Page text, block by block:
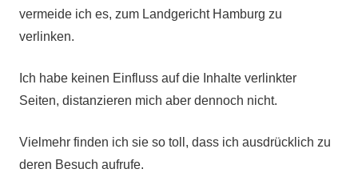
vermeide ich es, zum Landgericht Hamburg zu
verlinken.
Ich habe keinen Einfluss auf die Inhalte verlinkter
Seiten, distanzieren mich aber dennoch nicht.
Vielmehr finden ich sie so toll, dass ich ausdrücklich zu
deren Besuch aufrufe.